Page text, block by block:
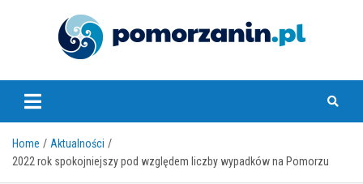
pomorzanin.pl
Home
Aktualności
2022 rok spokojniejszy pod względem liczby wypadków na Pomorzu